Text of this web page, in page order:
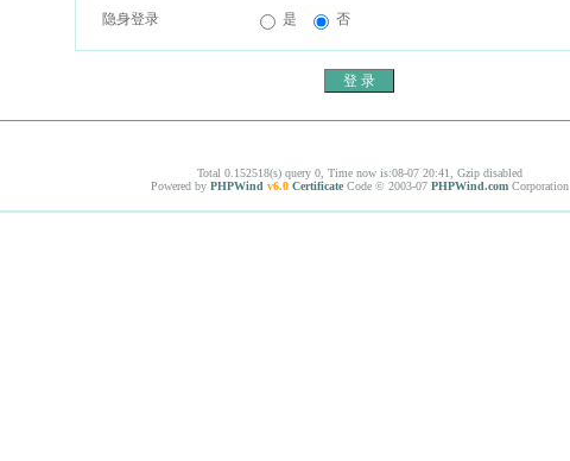
隐身登录 是 否
Total 0.152518(s) query 0, Time now is:08-07 20:41, Gzip disabled
Powered by PHPWind v6.0 Certificate Code © 2003-07 PHPWind.com Corporation